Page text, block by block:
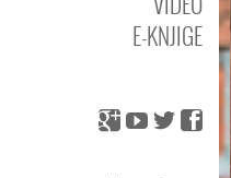
E-KNJIGE